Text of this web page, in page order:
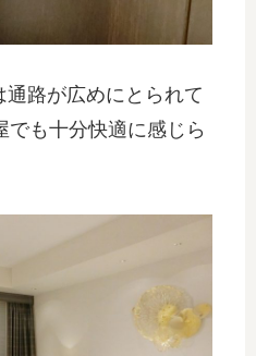
路が広めにとられて
でも十分快適に感じら